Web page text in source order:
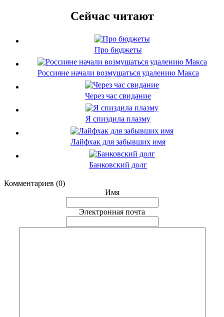
Сейчас читают
Про бюджеты
Россияне начали возмущаться удалению Макса
Через час свидание
Я спиздила плазму
Лайфхак для забывших имя
Банковский долг
Комментариев (0)
Имя
Электронная почта